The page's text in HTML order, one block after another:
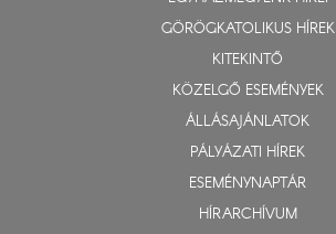
GÖRÖGKATOLIKUS HÍREK
KITEKINTŐ
KÖZELGŐ ESEMÉNYEK
ÁLLÁSAJÁNLATOK
PÁLYÁZATI HÍREK
ESEMÉNYNAPTÁR
HÍRARCHÍVUM